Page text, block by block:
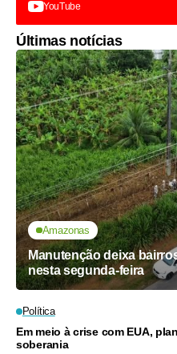
YouTube
Últimas notícias
Amazonas
Manutenção deixa
nesta segunda-feira
Política
Em meio à crise com EUA,
soberania